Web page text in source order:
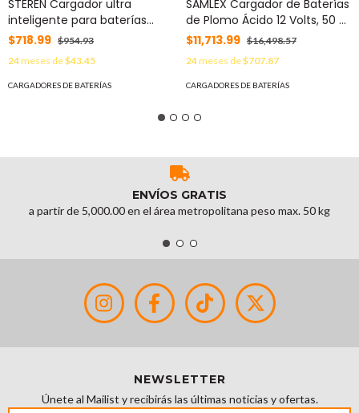
STEREN Cargador ultra
inteligente para baterías
selladas de ácido-plomo
$718.99 $954.93
24meses de$43.45
CARGADORES DE BATERÍAS
SAMLEX Cargador de Baterías
de Plomo Ácido 12 Volts, 50 A
/ Bancos de 450 a 550 Ah
$11,713.99 $16,498.57
24meses de$707.87
CARGADORES DE BATERÍAS
ENVÍOS GRATIS
a partir de 5,000.00 en el área metropolitana peso max. 50 kg
NEWSLETTER
Únete al Mailist y recibirás las últimas noticias y ofertas.